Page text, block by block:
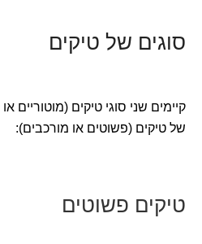
סוגים של טיקים
קיימים שני סוגי טיקים (מוטוריים
של טיקים (פשוטים או מורכבים):
טיקים פשוטים